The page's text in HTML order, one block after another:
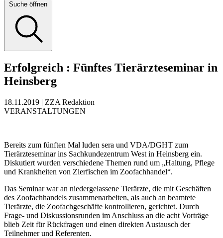
Suche öffnen
Erfolgreich : Fünftes Tierärzteseminar in
Heinsberg
18.11.2019 | ZZA Redaktion
VERANSTALTUNGEN
Bereits zum fünften Mal luden sera und VDA/DGHT zum
Tierärzteseminar ins Sachkundezentrum West in Heinsberg ein.
Diskutiert wurden verschiedene Themen rund um „Haltung, Pflege
und Krankheiten von Zierfischen im Zoofachhandel“.
Das Seminar war an niedergelassene Tierärzte, die mit Geschäften
des Zoofachhandels zusammenarbeiten, als auch an beamtete
Tierärzte, die Zoofachgeschäfte kontrollieren, gerichtet. Durch
Frage- und Diskussionsrunden im Anschluss an die acht Vorträge
blieb Zeit für Rückfragen und einen direkten Austausch der
Teilnehmer und Referenten.